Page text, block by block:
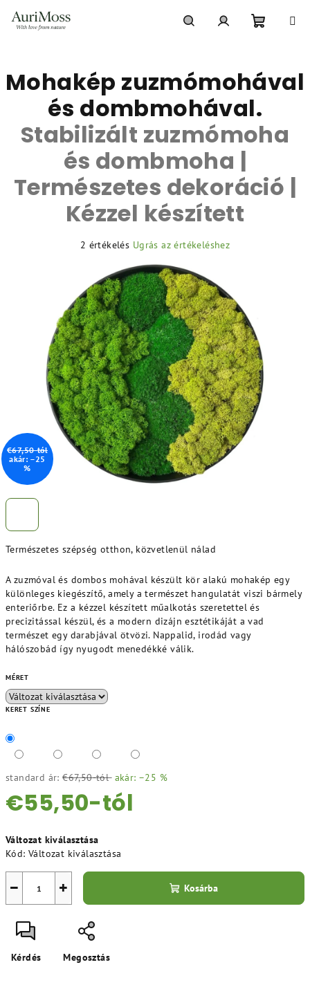
Természetes szépség otthon, közvetlenül nálad
A zuzmóval és dombos mohával készült kör alakú mohakép egy
különleges kiegészítő, amely a természet hangulatát viszi bármely
enteriőrbe. Ez a kézzel készített műalkotás szeretettel és
precizitással készül, és a modern dizájn esztétikáját a vad
természet egy darabjával ötvözi. Nappalid, irodád vagy
hálószobád így nyugodt menedékké válik.
MÉRET
KERET SZÍNE
standard ár: €67,50-tól akár: –25 %
€55,50-tól
Változat kiválasztása
Kód: Változat kiválasztása
+
− Kosárba
Kérdés Megosztás
Mohakép zuzmómohával
és dombmohával.
Stabilizált zuzmómoha
és dombmoha |
Természetes dekoráció |
Kézzel készített
A
átlagos
értékelése
5-
ből
5,0
csillag.
2 értékelés Ugrás az értékeléshez
€67,50-tól
akár: –25
%